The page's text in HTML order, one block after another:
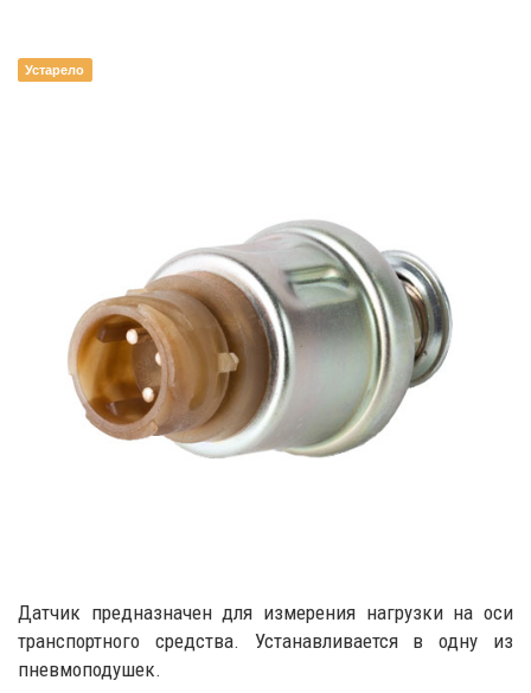
Устарело
Датчик предназначен для измерения нагрузки на оси
транспортного средства. Устанавливается в одну из
пневмоподушек.